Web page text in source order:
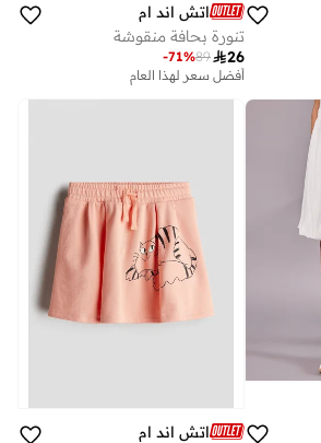
اتش اند ام
تنورة بحافة منقوشة
26
89
-71%
أفضل سعر لهذا العام
اتش اند ام